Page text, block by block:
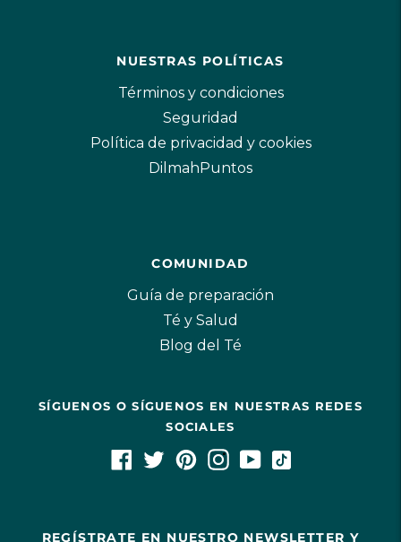
NUESTRAS POLÍTICAS
Términos y condiciones
Seguridad
Política de privacidad y cookies
DilmahPuntos
COMUNIDAD
Guía de preparación
Té y Salud
Blog del Té
SÍGUENOS O SÍGUENOS EN NUESTRAS REDES
SOCIALES
REGÍSTRATE EN NUESTRO NEWSLETTER Y